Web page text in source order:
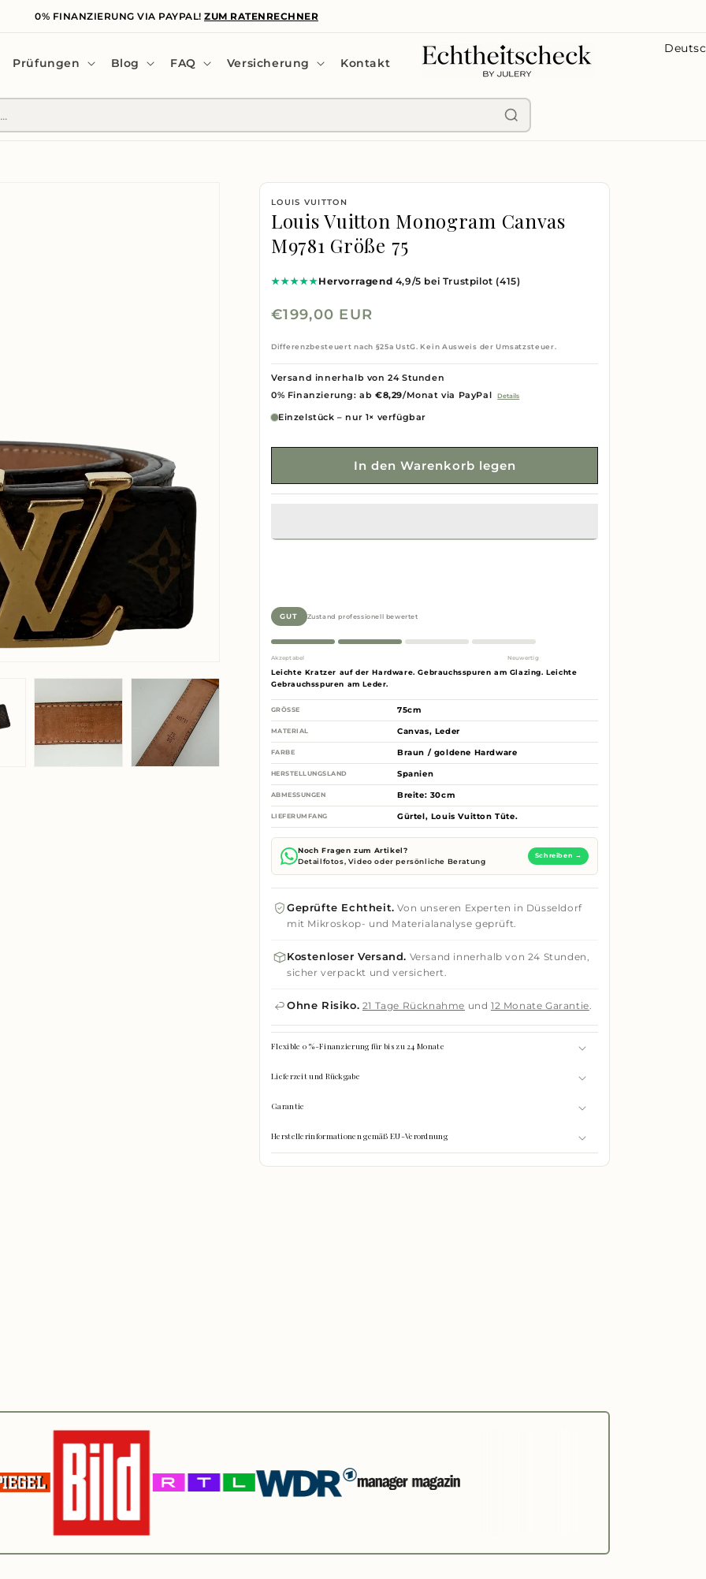
0% FINANZIERUNG VIA PAYPAL! ZUM RATENRECHNER
Prüfungen Blog FAQ Versicherung Kontakt
L
LOUIS VUITTON
Louis Vuitton Monogram Canvas
M9781 Größe 75
★★★★★Hervorragend 4,9/5 bei Trustpilot (415)
Normaler
€199,00 EUR
Differenzbesteuert nach §25a UstG. Kein Ausweis der Umsatzsteuer.
Versand innerhalb von 24 Stunden
0% Finanzierung: ab €8,29/Monat via PayPal Details
Einzelstück – nur 1× verfügbar
In den Warenkorb legen
GUT Zustand professionell bewertet
Akzeptabel Neuwertig
Leichte Kratzer auf der Hardware. Gebrauchsspuren am Glazing. Leichte
Gebrauchsspuren am Leder.
GRÖSSE 75cm
MATERIAL Canvas, Leder
FARBE Braun / goldene Hardware
HERSTELLUNGSLAND Spanien
ABMESSUNGEN Breite: 30cm
LIEFERUMFANG Gürtel, Louis Vuitton Tüte.
Noch Fragen zum Artikel?
Detailfotos, Video oder persönliche Beratung
Schreiben →
Geprüfte Echtheit. Von unseren Experten in Düsseldorf
mit Mikroskop- und Materialanalyse geprüft.
Kostenloser Versand. Versand innerhalb von 24 Stunden,
sicher verpackt und versichert.
Ohne Risiko. 21 Tage Rücknahme und12 Monate Garantie
Flexible 0 %-Finanzierung für bis zu 24 Monate
Lieferzeit und Rückgabe
Garantie
Herstellerinformationen gemäß EU-Verordnung